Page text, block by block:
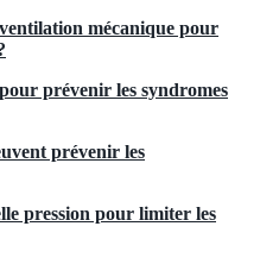
mécanique pour
prévenir les syndromes
prévenir les
pression pour limiter les